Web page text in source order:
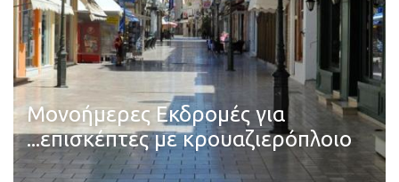
Μονοήμερες Εκδρομές για
...επισκέπτες με κρουαζιερόπλοιο